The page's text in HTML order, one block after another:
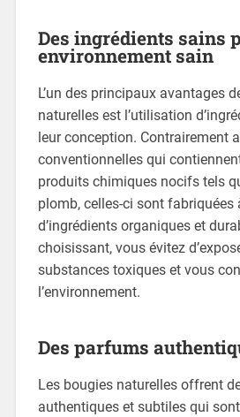
Des ingrédients sains
environnement sain
L’un des principaux avantages
naturelles est l’utilisation
leur conception. Contrairement
conventionnelles qui
produits chimiques nocifs tels
plomb, celles-ci sont fabriquées
d’ingrédients organiques et
choisissant, vous évitez
substances toxiques et vous
l’environnement.
Des parfums
Les bougies naturelles offrent
authentiques et subtiles qui